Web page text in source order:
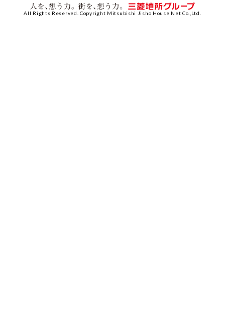
All Rights Reserved. Copyright Mitsubishi Jisho House Net Co.,Ltd.